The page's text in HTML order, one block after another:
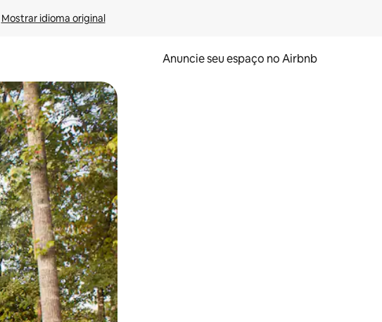
Mostrar idioma original
Anuncie seu espaço no Airbnb